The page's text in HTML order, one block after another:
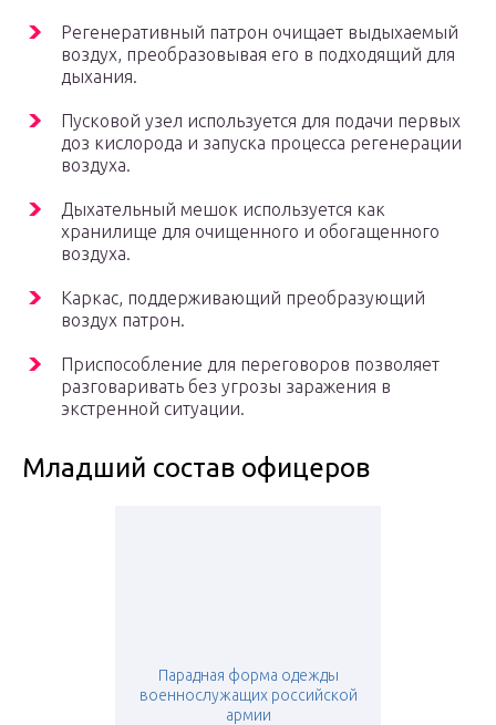
Регенеративный патрон очищает выдыхаемый
воздух, преобразовывая его в подходящий для
дыхания.
Пусковой узел используется для подачи первых
доз кислорода и запуска процесса регенерации
воздуха.
Дыхательный мешок используется как
хранилище для очищенного и обогащенного
воздуха.
Каркас, поддерживающий преобразующий
воздух патрон.
Приспособление для переговоров позволяет
разговаривать без угрозы заражения в
экстренной ситуации.
Младший состав офицеров
Парадная форма одежды
военнослужащих российской
армии